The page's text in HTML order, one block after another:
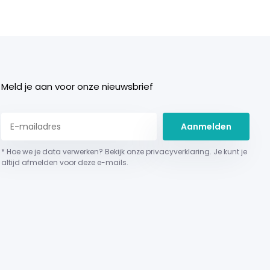
Meld je aan voor onze nieuwsbrief
Aanmelden
* Hoe we je data verwerken? Bekijk onze privacyverklaring. Je kunt je
altijd afmelden voor deze e-mails.